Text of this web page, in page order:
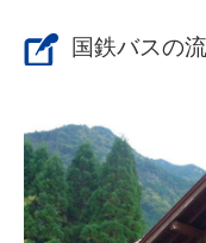
国鉄バスの